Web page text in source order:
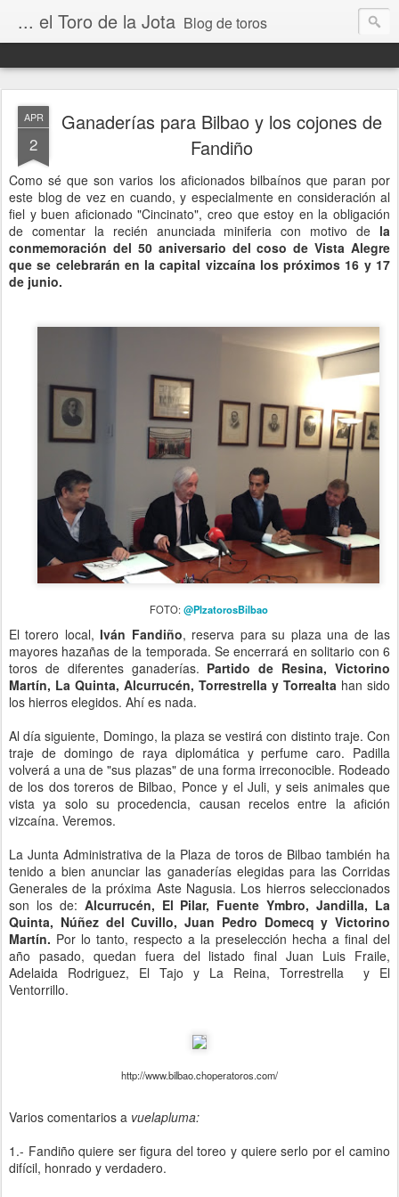
... el Toro de la Jota Blog de toros
APR
2
Ganaderías para Bilbao y los cojones de
Fandiño
Como sé que son varios los aficionados bilbaínos que paran por
este blog de vez en cuando, y especialmente en consideración al
fiel y buen aficionado "Cincinato", creo que estoy en la obligación
de comentar la recién anunciada miniferia con motivo de la
conmemoración del 50 aniversario del coso de Vista Alegre
que se celebrarán en la capital vizcaína los próximos 16 y 17
de junio.
FOTO:@PlzatorosBilbao
El torero local,Iván Fandiño, reserva para su plaza una de las
mayores hazañas de la temporada. Se encerrará en solitario con 6
toros de diferentes ganaderías. Partido de Resina, Victorino
Martín, La Quinta, Alcurrucén, Torrestrella y Torrealta han sido
los hierros elegidos. Ahí es nada.
Al día siguiente, Domingo, la plaza se vestirá con distinto traje. Con
traje de domingo de raya diplomática y perfume caro. Padilla
volverá a una de "sus plazas" de una forma irreconocible. Rodeado
de los dos toreros de Bilbao, Ponce y el Juli, y seis animales que
vista ya solo su procedencia, causan recelos entre la afición
vizcaína. Veremos.
La Junta Administrativa de la Plaza de toros de Bilbao también ha
tenido a bien anunciar las ganaderías elegidas para las Corridas
Generales de la próxima Aste Nagusia. Los hierros seleccionados
son los de: Alcurrucén, El Pilar, Fuente Ymbro, Jandilla, La
Quinta, Núñez del Cuvillo, Juan Pedro Domecq y Victorino
Martín. Por lo tanto, respecto a la preselección hecha a final del
año pasado, quedan fuera del listado final Juan Luis Fraile,
Adelaida Rodriguez, El Tajo y La Reina, Torrestrella y El
Ventorrillo.
http://www.bilbao.choperatoros.com/
Varios comentarios a vuelapluma:
1.- Fandiño quiere ser figura del toreo y quiere serlo por el camino
difícil, honrado y verdadero.